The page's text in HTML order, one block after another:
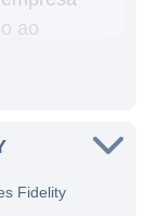
ao
para
como
de
de
Fidelity